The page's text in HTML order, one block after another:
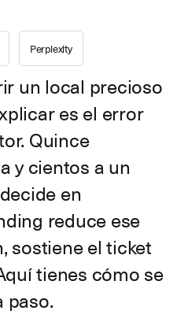
Perplexity
un local precioso
es el error
Quince
y cientos a un
en
reduce ese
sostiene el ticket
tienes cómo se
paso.